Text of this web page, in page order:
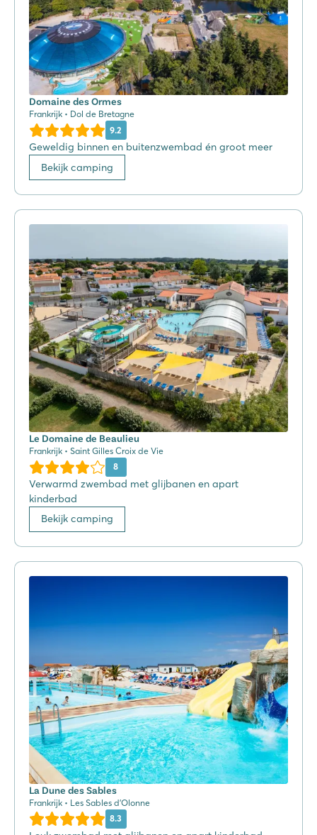
Domaine des Ormes
Frankrijk • Dol de Bretagne
9.2
Geweldig binnen en buitenzwembad én groot meer
Bekijk camping
Le Domaine de Beaulieu
Frankrijk • Saint Gilles Croix de Vie
8
Verwarmd zwembad met glijbanen en apart
kinderbad
Bekijk camping
La Dune des Sables
Frankrijk • Les Sables d'Olonne
8.3